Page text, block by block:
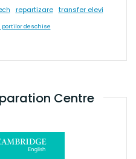
repartizare transfer elevi
portilor deschise
Centre